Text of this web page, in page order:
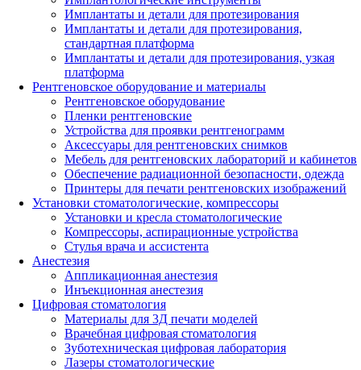
Имплантаты и детали для протезирования
Имплантаты и детали для протезирования,
стандартная платформа
Имплантаты и детали для протезирования, узкая
платформа
Рентгеновское оборудование и материалы
Рентгеновское оборудование
Пленки рентгеновские
Устройства для проявки рентгенограмм
Аксессуары для рентгеновских снимков
Мебель для рентгеновских лабораторий и кабинетов
Обеспечение радиационной безопасности, одежда
Принтеры для печати рентгеновских изображений
Установки стоматологические, компрессоры
Установки и кресла стоматологические
Компрессоры, аспирационные устройства
Стулья врача и ассистента
Анестезия
Аппликационная анестезия
Инъекционная анестезия
Цифровая стоматология
Материалы для 3Д печати моделей
Врачебная цифровая стоматология
Зуботехническая цифровая лаборатория
Лазеры стоматологические